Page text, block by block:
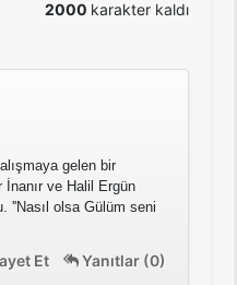
2000 karakter kaldı
gelen bir
İnanır ve Halil Ergün
''Nasıl olsa Gülüm seni
Et Yanıtlar (0)